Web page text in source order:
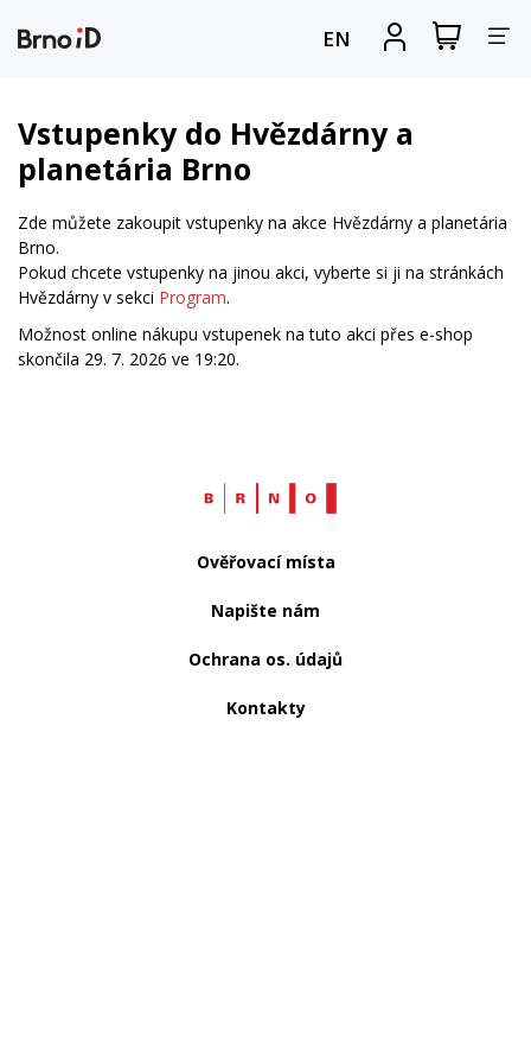
EN
Zobrazit
nákupní
Vstupenky do Hvězdárny a
planetária Brno
Zde můžete zakoupit vstupenky na akce Hvězdárny a planetária
Brno.
Pokud chcete vstupenky na jinou akci, vyberte si ji na stránkách
Hvězdárny v sekci Program.
Možnost online nákupu vstupenek na tuto akci přes e-shop
skončila 29. 7. 2026 ve 19:20.
Web
Ověřovací místa
Napište nám
Ochrana os. údajů
Kontakty